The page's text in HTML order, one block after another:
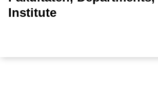
Institute